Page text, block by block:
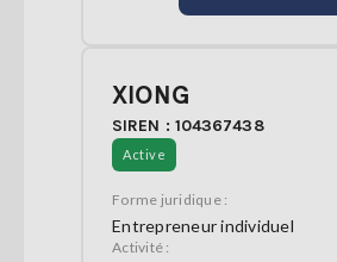
XIONG
SIREN : 104367438
Active
Forme juridique :
Entrepreneur individuel
Activité :